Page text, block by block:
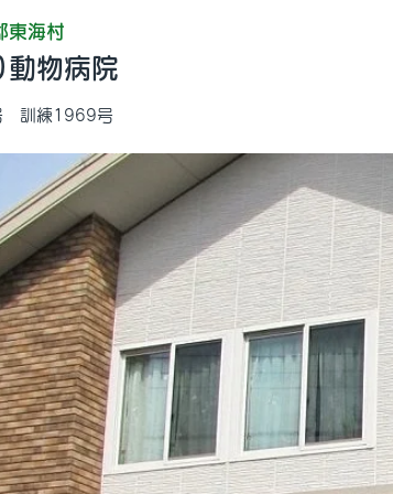
東海村
動物病院
訓練1969号